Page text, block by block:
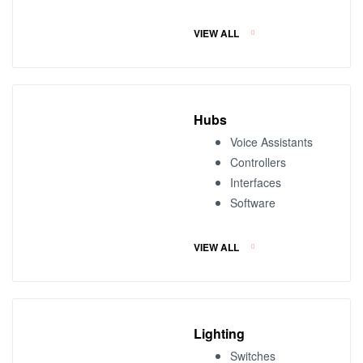
VIEW ALL
Hubs
Voice Assistants
Controllers
Interfaces
Software
VIEW ALL
Lighting
Switches